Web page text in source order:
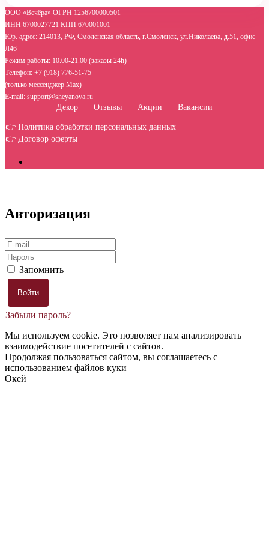
ООО «Вечёра» ОГРН 1256700000501
ИНН 6700027721 КПП 670001001
Юр. адрес: 214013, РФ, Смоленская область, г.Смоленск, ул.Николаева, д.51, офис
Л46
Режим работы: 10.00-21.00 (заказы 24h)
Телефон: +7 (918) 776-51-75
(только мессенджер Max)
E-mail: support@sheyanova.ru
Декор Отзывы Акции Вакансии
👉 Политика обработки персональных данных
👉 Договор оферты
Авторизация
Запомнить
Забыли пароль?
Мы используем cookie. Это позволяет нам анализировать
взаимодействие посетителей с сайтов.
Продолжая пользоваться сайтом, вы соглашаетесь с
использованием файлов куки
Окей